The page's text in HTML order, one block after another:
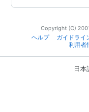
Copyright (C)
ヘルプ
ガイドライ
利用者
日本